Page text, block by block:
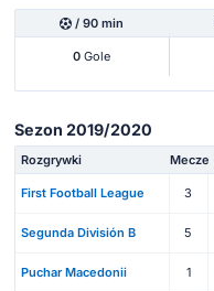
/ 90 min
0 Gole
Sezon 2019/2020
Rozgrywki Mecze
First Football League 3
Segunda División B 5
Puchar Macedonii 1